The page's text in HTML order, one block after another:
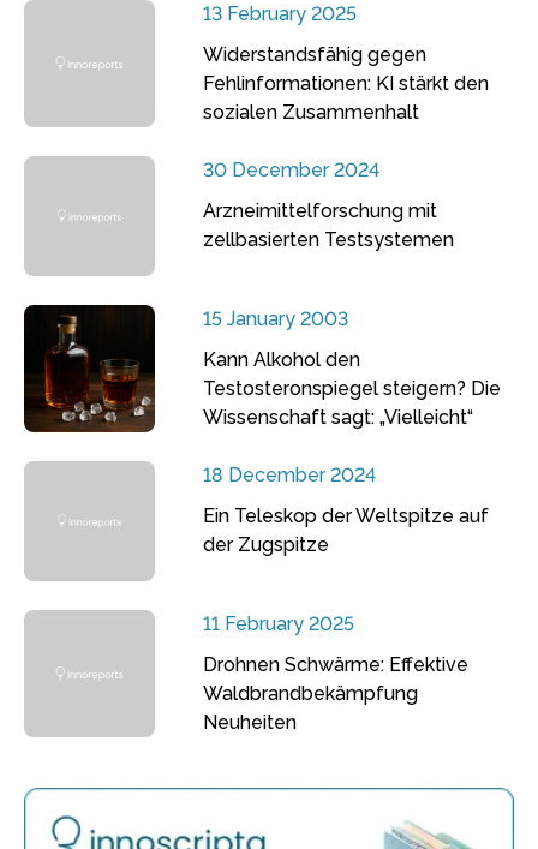
13 February 2025
Widerstandsfähig gegen
Fehlinformationen: KI stärkt den
sozialen Zusammenhalt
30 December 2024
Arzneimittelforschung mit
zellbasierten Testsystemen
15 January 2003
Kann Alkohol den
Testosteronspiegel steigern? Die
Wissenschaft sagt: „Vielleicht“
18 December 2024
Ein Teleskop der Weltspitze auf
der Zugspitze
11 February 2025
Drohnen Schwärme: Effektive
Waldbrandbekämpfung
Neuheiten